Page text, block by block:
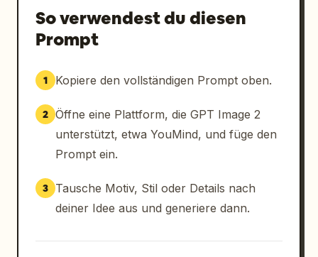
So verwendest du diesen
Prompt
1 Kopiere den vollständigen Prompt oben.
2 Öffne eine Plattform, die GPT Image 2
unterstützt, etwa YouMind, und füge den
Prompt ein.
3
Tausche Motiv, Stil oder Details nach
deiner Idee aus und generiere dann.